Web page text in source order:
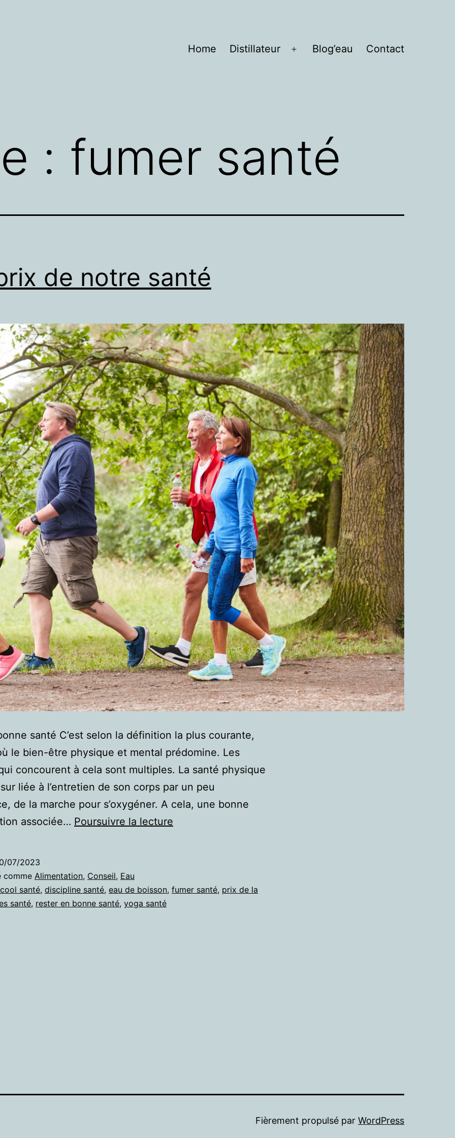
Home Distillateur
Ouvrir
Blog’eau Contact
: fumer santé
de notre santé
santé C’est selon la définition la plus courante,
le bien-être physique et mental prédomine. Les
concourent à cela sont multiples. La santé physique
liée à l’entretien de son corps par un peu
de la marche pour s’oxygéner. A cela, une bonne
associée… Poursuivre la lecture
santé
07/2023
comme Alimentation, Conseil, Eau
santé, discipline santé, eau de boisson, fumer santé, prix de la
santé, rester en bonne santé, yoga santé
Fièrement propulsé par WordPress